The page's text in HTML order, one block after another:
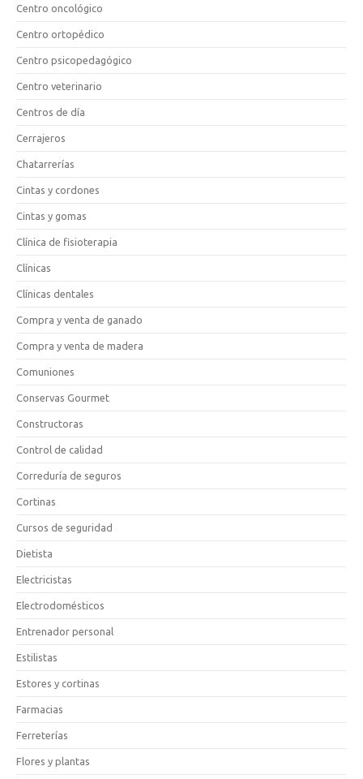
Centro oncológico
Centro ortopédico
Centro psicopedagógico
Centro veterinario
Centros de día
Cerrajeros
Chatarrerías
Cintas y cordones
Cintas y gomas
Clínica de fisioterapia
Clínicas
Clínicas dentales
Compra y venta de ganado
Compra y venta de madera
Comuniones
Conservas Gourmet
Constructoras
Control de calidad
Correduría de seguros
Cortinas
Cursos de seguridad
Dietista
Electricistas
Electrodomésticos
Entrenador personal
Estilistas
Estores y cortinas
Farmacias
Ferreterías
Flores y plantas